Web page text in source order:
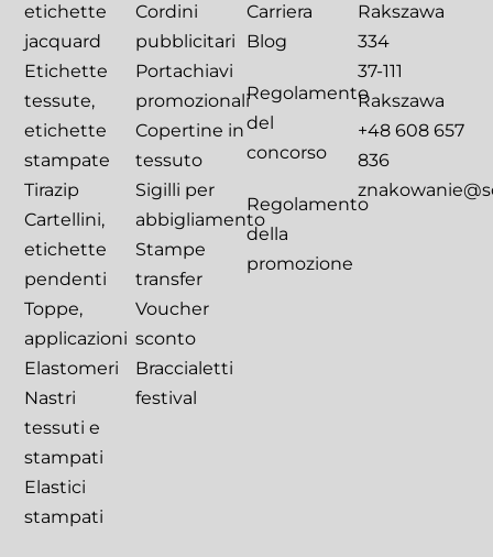
etichette
jacquard
Etichette
tessute,
etichette
stampate
Tirazip
Cartellini,
etichette
pendenti
Toppe,
applicazioni
Elastomeri
Nastri
tessuti e
stampati
Elastici
stampati
Cordini
pubblicitari
Portachiavi
promozionali
Copertine in
tessuto
Sigilli per
abbigliamento
Stampe
transfer
Voucher
sconto
Braccialetti
festival
Carriera
Blog
Regolamento
del
concorso
Regolamento
della
promozione
Rakszawa
334
37-111
Rakszawa
+48 608 657
836